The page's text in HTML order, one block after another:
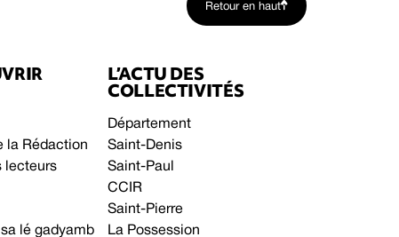
Retour en haut
la Rédaction
lecteurs
lé gadyamb
L’ACTU DES
COLLECTIVITÉS
Département
Saint-Denis
Saint-Paul
CCIR
Saint-Pierre
La Possession